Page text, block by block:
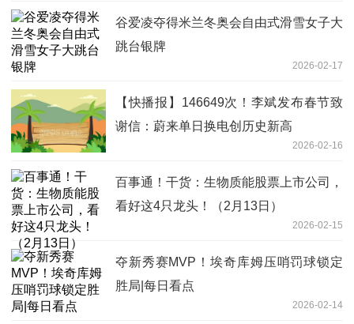
谷爱凌夺得米兰冬奥会自由式滑雪女子大
跳台银牌
2026-02-17
【快播报】146649次！李斌发布春节致
谢信：蔚来单日换电创历史新高
2026-02-16
百事通！干货：生物质能股票上市公司，
看好这4只龙头！（2月13日）
2026-02-15
夺新秀赛MVP！埃奇库姆压哨罚球锁定
胜局|每日看点
2026-02-14